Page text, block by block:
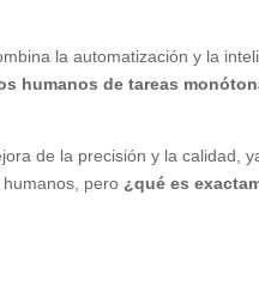
la automatización y la
humanos de tareas
de la precisión y la calidad,
pero ¿qué es